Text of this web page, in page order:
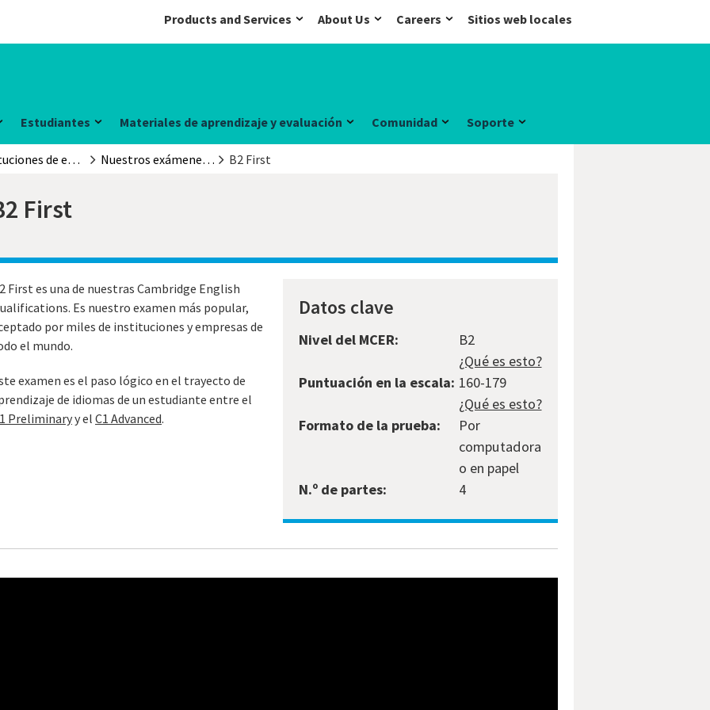
Products and Services About Us Careers Sitios web locales
Estudiantes Materiales de aprendizaje y evaluación Comunidad Soporte
Instituciones de educación superior Nuestros exámenes y pruebas B2 First
First
First es una de nuestras Cambridge English
Es nuestro examen más popular,
por miles de instituciones y empresas de
el mundo.
examen es el paso lógico en el trayecto de
de idiomas de un estudiante entre el
Preliminaryy el C1 Advanced.
Datos clave
Nivel del MCER:
B2
¿Qué es esto?
Puntuación en la escala: 160-179
¿Qué es esto?
Formato de la prueba:
Por
computadora
o en papel
N.º de partes:
4